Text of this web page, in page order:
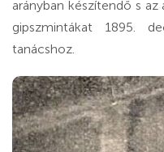
arányban készítendő s
gipszmintákat 1895.
tanácshoz.